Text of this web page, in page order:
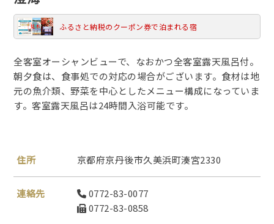
ふるさと納税のクーポン券で泊まれる宿
全客室オーシャンビューで、なおかつ全客室露天風呂付。
朝夕食は、食事処での対応の場合がございます。食材は地
元の魚介類、野菜を中心としたメニュー構成になっていま
す。客室露天風呂は24時間入浴可能です。
住所 京都府京丹後市久美浜町湊宮2330
連絡先
0772-83-0077
0772-83-0858